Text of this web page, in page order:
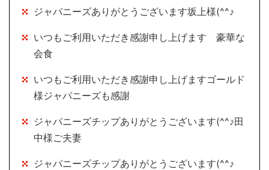
ジャパニーズありがとうございます坂上様(^^♪
いつもご利用いただき感謝申し上げます 豪華な
会食
いつもご利用いただき感謝申し上げますゴールド
様ジャパニーズも感謝
ジャパニーズチップありがとうございます(^^♪田
中様ご夫妻
ジャパニーズチップありがとうございます(^^♪